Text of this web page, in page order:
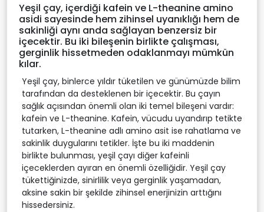
Yeşil çay, içerdiği kafein ve L-theanine amino
asidi sayesinde hem zihinsel uyanıklığı hem de
sakinliği aynı anda sağlayan benzersiz bir
içecektir. Bu iki bileşenin birlikte çalışması,
gerginlik hissetmeden odaklanmayı mümkün
kılar.
Yeşil çay, binlerce yıldır tüketilen ve günümüzde bilim
tarafından da desteklenen bir içecektir. Bu çayın
sağlık açısından önemli olan iki temel bileşeni vardır:
kafein ve L-theanine. Kafein, vücudu uyandırıp tetikte
tutarken, L-theanine adlı amino asit ise rahatlama ve
sakinlik duygularını tetikler. İşte bu iki maddenin
birlikte bulunması, yeşil çayı diğer kafeinli
içeceklerden ayıran en önemli özelliğidir. Yeşil çay
tükettiğinizde, sinirlilik veya gerginlik yaşamadan,
aksine sakin bir şekilde zihinsel enerjinizin arttığını
hissedersiniz.